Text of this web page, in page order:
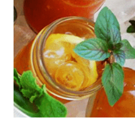
VIEW POST